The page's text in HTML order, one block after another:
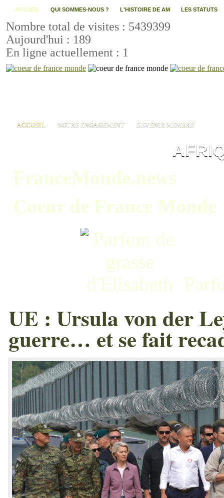
ACCUEIL QUI SOMMES-NOUS ? L'HISTOIRE DE AM LES STATUTS
Nombre total de visites : 5439399
Aujourd'hui : 189
En ligne actuellement : 1
ACCUEIL NOTRE ENGAGEMENT DEVENIR MEMBRE
FranceMonde.news
Coeur de France Monde
UE : Ursula von der
guerre… et se fait